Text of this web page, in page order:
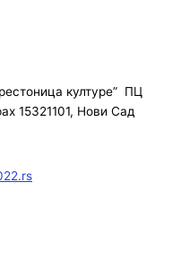
културе” ПЦ
15321101, Нови Сад